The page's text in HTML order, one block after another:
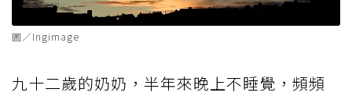
圖／Ingimage
九十二歲的奶奶，半年來晚上不睡覺，頻頻